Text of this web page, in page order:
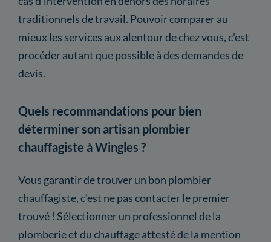
traditionnels de travail. Pouvoir comparer au
mieux les services aux alentour de chez vous, c'est
procéder autant que possible à des demandes de
devis.
Quels recommandations pour bien
déterminer son artisan plombier
chauffagiste à Wingles ?
Vous garantir de trouver un bon plombier
chauffagiste, c'est ne pas contacter le premier
trouvé ! Sélectionner un professionnel de la
plomberie et du chauffage attesté de la mention